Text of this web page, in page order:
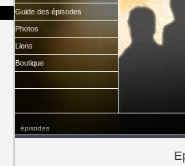
Guide des épisodes
Photos
Liens
Boutique
épisodes